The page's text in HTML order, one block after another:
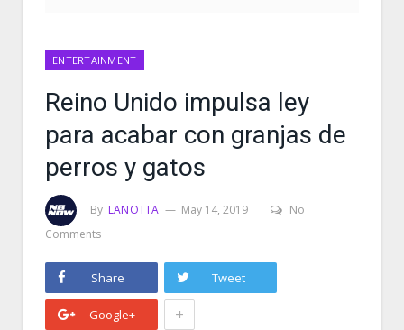
ENTERTAINMENT
Reino Unido impulsa ley
para acabar con granjas de
perros y gatos
By LANOTTA May 14, 2019
No
Comments
Share Tweet
Google+ +